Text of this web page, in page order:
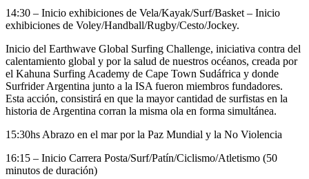
14:30 – Inicio exhibiciones de Vela/Kayak/Surf/Basket – Inicio
exhibiciones de Voley/Handball/Rugby/Cesto/Jockey.
Inicio del Earthwave Global Surfing Challenge, iniciativa contra del
calentamiento global y por la salud de nuestros océanos, creada por
el Kahuna Surfing Academy de Cape Town Sudáfrica y donde
Surfrider Argentina junto a la ISA fueron miembros fundadores.
Esta acción, consistirá en que la mayor cantidad de surfistas en la
historia de Argentina corran la misma ola en forma simultánea.
15:30hs Abrazo en el mar por la Paz Mundial y la No Violencia
16:15 – Inicio Carrera Posta/Surf/Patín/Ciclismo/Atletismo (50
minutos de duración)